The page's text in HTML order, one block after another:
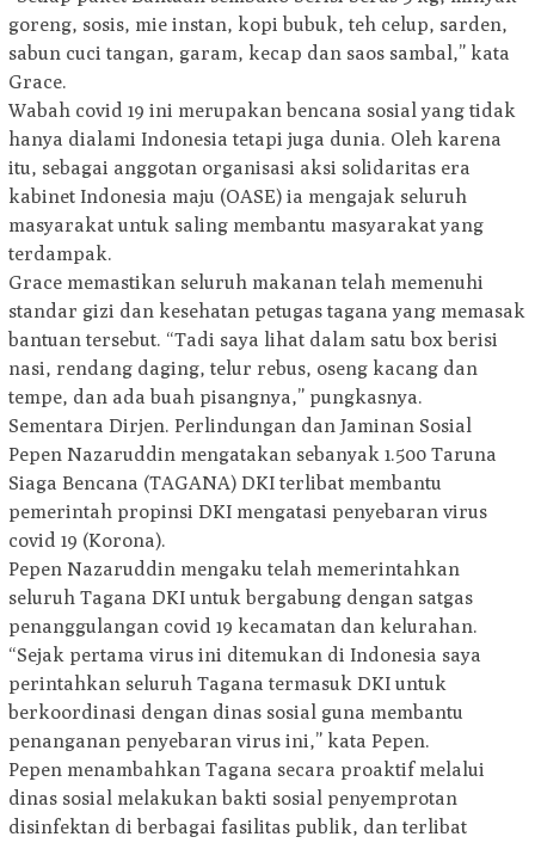
goreng, sosis, mie instan, kopi bubuk, teh celup, sarden,
sabun cuci tangan, garam, kecap dan saos sambal,” kata
Grace.
Wabah covid 19 ini merupakan bencana sosial yang tidak
hanya dialami Indonesia tetapi juga dunia. Oleh karena
itu, sebagai anggotan organisasi aksi solidaritas era
kabinet Indonesia maju (OASE) ia mengajak seluruh
masyarakat untuk saling membantu masyarakat yang
terdampak.
Grace memastikan seluruh makanan telah memenuhi
standar gizi dan kesehatan petugas tagana yang memasak
bantuan tersebut. “Tadi saya lihat dalam satu box berisi
nasi, rendang daging, telur rebus, oseng kacang dan
tempe, dan ada buah pisangnya,” pungkasnya.
Sementara Dirjen. Perlindungan dan Jaminan Sosial
Pepen Nazaruddin mengatakan sebanyak 1.500 Taruna
Siaga Bencana (TAGANA) DKI terlibat membantu
pemerintah propinsi DKI mengatasi penyebaran virus
covid 19 (Korona).
Pepen Nazaruddin mengaku telah memerintahkan
seluruh Tagana DKI untuk bergabung dengan satgas
penanggulangan covid 19 kecamatan dan kelurahan.
“Sejak pertama virus ini ditemukan di Indonesia saya
perintahkan seluruh Tagana termasuk DKI untuk
berkoordinasi dengan dinas sosial guna membantu
penanganan penyebaran virus ini,” kata Pepen.
Pepen menambahkan Tagana secara proaktif melalui
dinas sosial melakukan bakti sosial penyemprotan
disinfektan di berbagai fasilitas publik, dan terlibat